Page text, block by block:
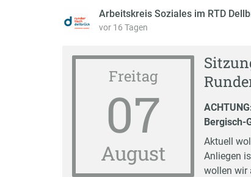
Arbeitskreis Soziales im RTD
vor 16 Tagen
Freitag
07
August
Bergisch-
Aktuell
Anliegen
wollen wir